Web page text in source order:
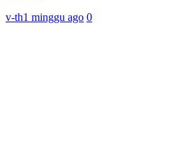
v-th1 minggu ago 0